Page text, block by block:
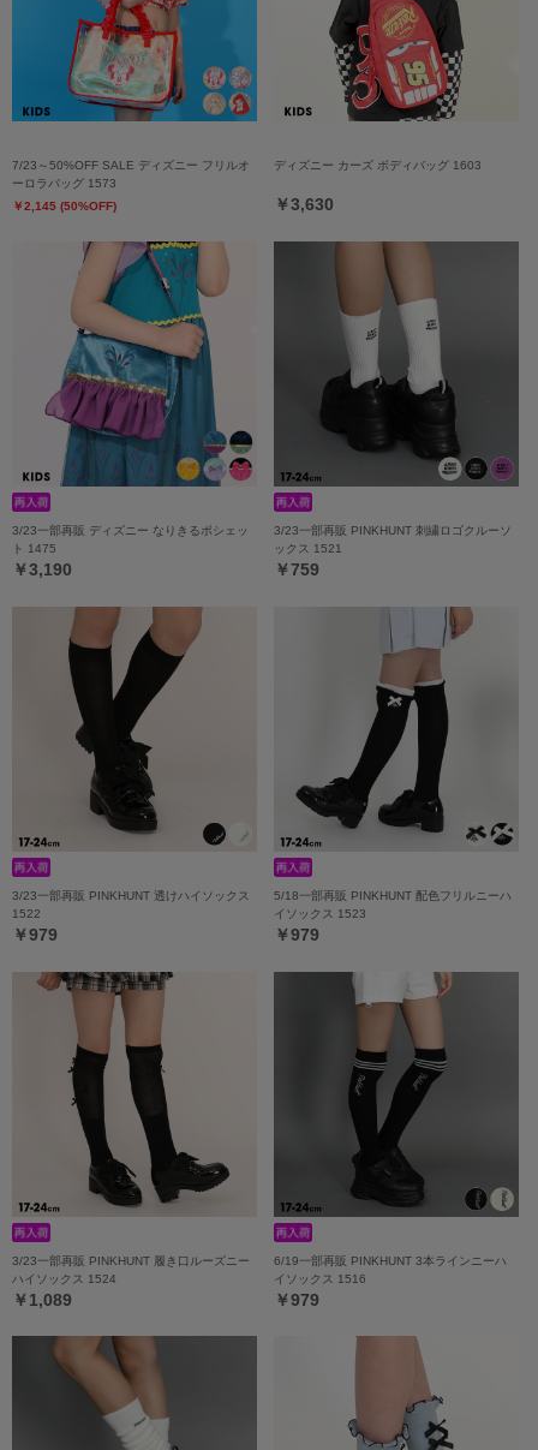
7/23～50%OFF SALE ディズニー フリルオ
ーロラバッグ 1573
￥2,145 (50%OFF)
ディズニー カーズ ボディバッグ 1603
￥3,630
3/23一部再販 ディズニー なりきるポシェッ
ト 1475
￥3,190
3/23一部再販 PINKHUNT 刺繍ロゴクルーソ
ックス 1521
￥759
3/23一部再販 PINKHUNT 透けハイソックス
1522
￥979
5/18一部再販 PINKHUNT 配色フリルニーハ
イソックス 1523
￥979
3/23一部再販 PINKHUNT 履き口ルーズニー
ハイソックス 1524
￥1,089
6/19一部再販 PINKHUNT 3本ラインニーハ
イソックス 1516
￥979